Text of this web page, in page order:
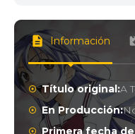
Información
Título original:A
En Producción:
Primera fecha